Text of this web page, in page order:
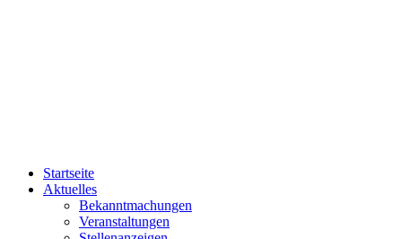
Startseite
Aktuelles
Bekanntmachungen
Veranstaltungen